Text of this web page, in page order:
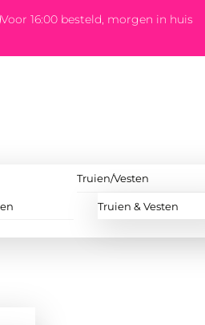
Voor 16:00 besteld, morgen in huis
Truien/Vesten
Truien & Vesten